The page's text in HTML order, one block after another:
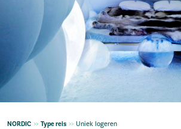
NORDIC >> Type reis >> Uniek logeren